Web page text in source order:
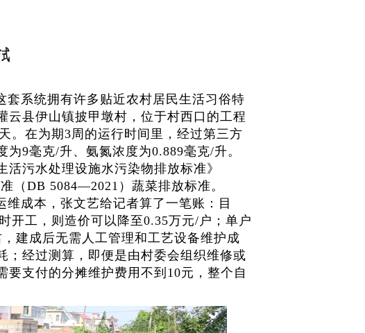
系统拥有许多贴近农村居民生活习俗特
云县伊山镇披甲墩村，位于村西口的工程
。在为期3周的运行时间里，经过第三方
9毫克/升、氨氮浓度为0.889毫克/升。
污水处理设施水污染物排放标准》
（DB 5084—2021）蔬菜排放标准。
成本，张文艺给记者算了一笔账：目
开工，则造价可以降至0.35万元/户；单户
建成后无需人工管理和工艺设备维护成
；经过测算，即便是由村委会组织维修或
支付的分摊维护费用不到10元，整个自